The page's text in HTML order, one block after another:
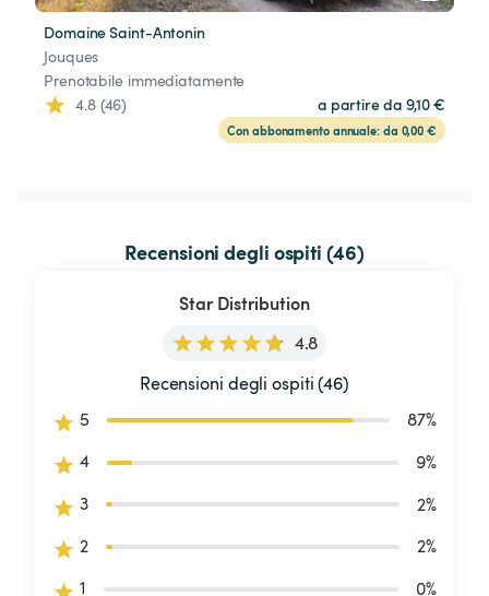
Domaine Saint-Antonin
Jouques
Prenotabile immediatamente
4.8 (46)
a partire da 9,10 €
Con abbonamento annuale: da 0,00 €
Recensioni degli ospiti (46)
Star Distribution
4.8
Recensioni degli ospiti (46)
5
87%
4
9%
3
2%
2
2%
1
0%